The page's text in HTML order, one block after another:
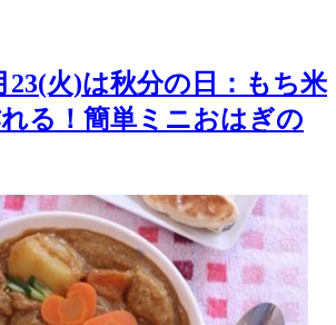
23(火)は秋分の日：もち米
る！簡単ミニおはぎの